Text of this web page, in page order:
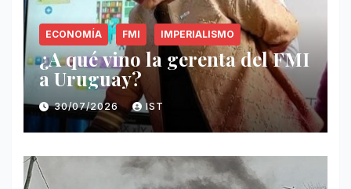
ECONOMÍA FMI IMPERIALISMO
¿A qué vino la gerenta del FMI
a Uruguay?
30/07/2026 IST